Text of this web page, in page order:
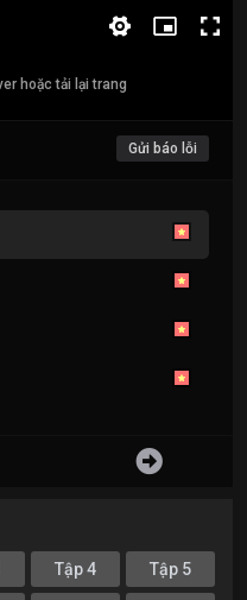
hoặc tải lại trang
Gửi báo lỗi
Tập 4 Tập 5